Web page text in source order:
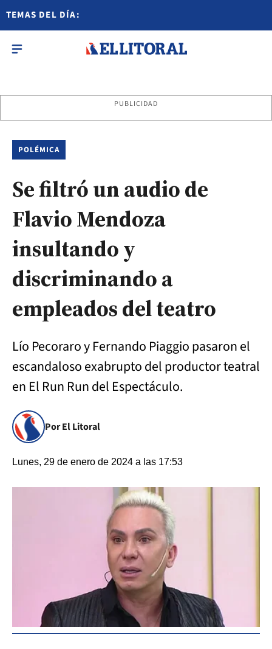
TEMAS DEL DÍA:
PUBLICIDAD
POLÉMICA
Se filtró un audio de
Flavio Mendoza
insultando y
discriminando a
empleados del teatro
Lío Pecoraro y Fernando Piaggio pasaron el
escandaloso exabrupto del productor teatral
en El Run Run del Espectáculo.
Por El Litoral
Lunes, 29 de enero de 2024 a las 17:53